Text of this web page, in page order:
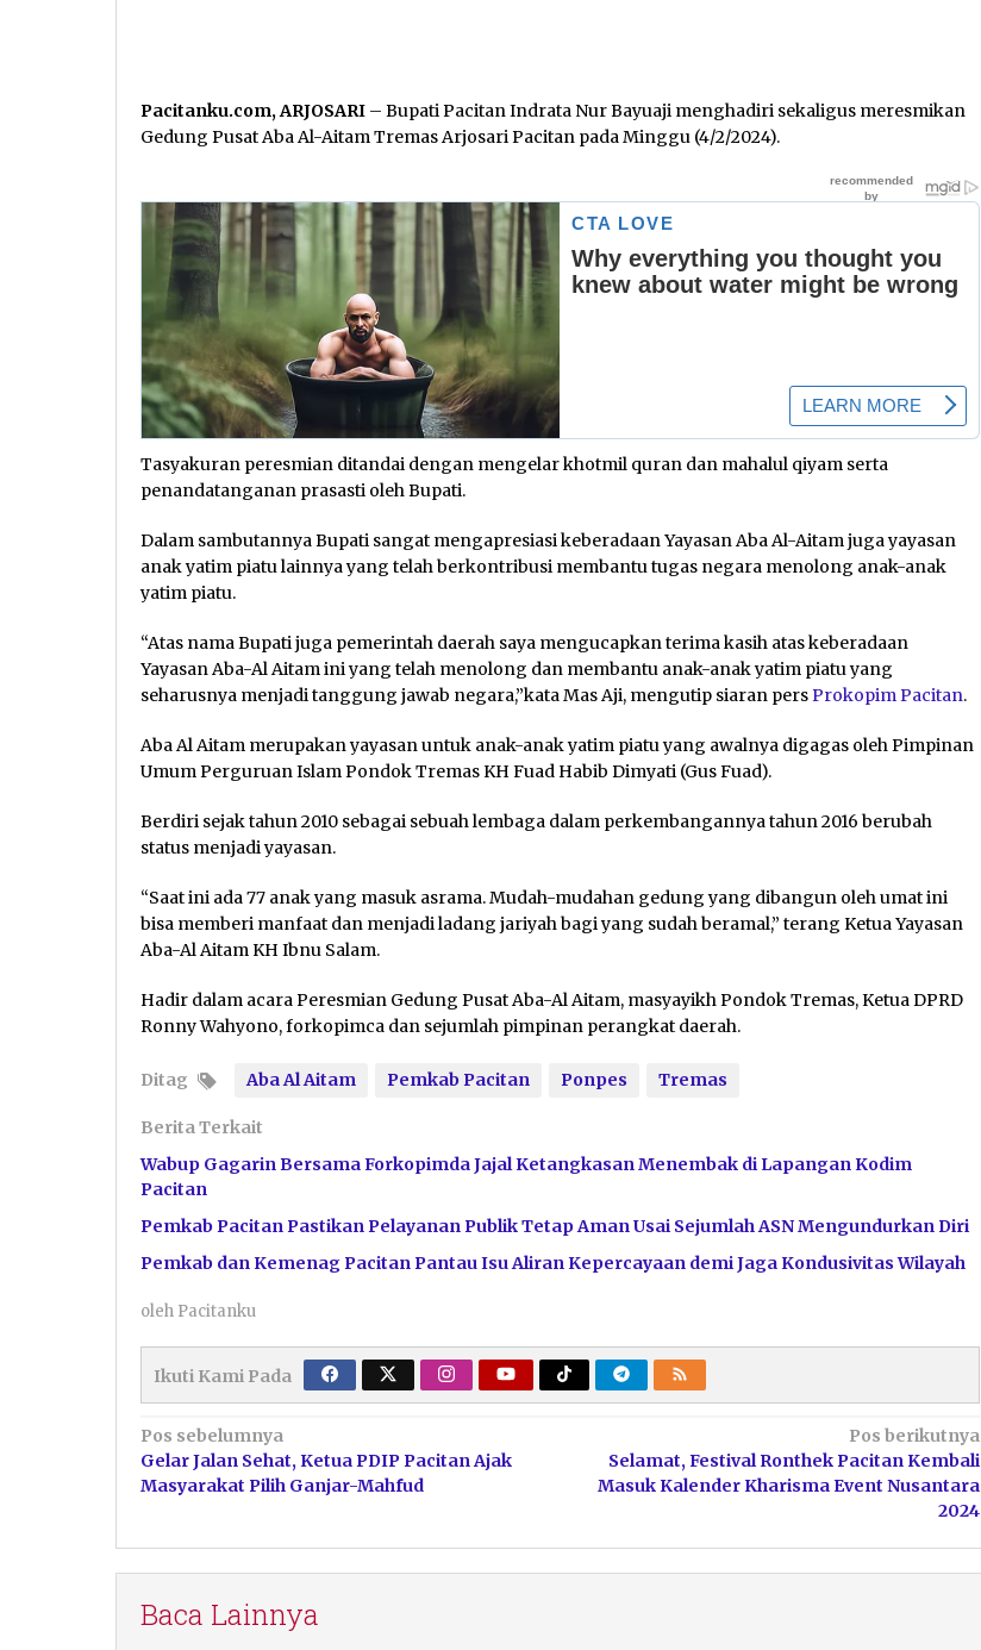
Pacitanku.com, ARJOSARI – Bupati Pacitan Indrata Nur Bayuaji menghadiri sekaligus meresmikan
Gedung Pusat Aba Al-Aitam Tremas Arjosari Pacitan pada Minggu (4/2/2024).
Tasyakuran peresmian ditandai dengan mengelar khotmil quran dan mahalul qiyam serta
penandatanganan prasasti oleh Bupati.
Dalam sambutannya Bupati sangat mengapresiasi keberadaan Yayasan Aba Al-Aitam juga yayasan
anak yatim piatu lainnya yang telah berkontribusi membantu tugas negara menolong anak-anak
yatim piatu.
“Atas nama Bupati juga pemerintah daerah saya mengucapkan terima kasih atas keberadaan
Yayasan Aba-Al Aitam ini yang telah menolong dan membantu anak-anak yatim piatu yang
seharusnya menjadi tanggung jawab negara,”kata Mas Aji, mengutip siaran persProkopim Pacitan.
Aba Al Aitam merupakan yayasan untuk anak-anak yatim piatu yang awalnya digagas oleh Pimpinan
Umum Perguruan Islam Pondok Tremas KH Fuad Habib Dimyati (Gus Fuad).
Berdiri sejak tahun 2010 sebagai sebuah lembaga dalam perkembangannya tahun 2016 berubah
status menjadi yayasan.
“Saat ini ada 77 anak yang masuk asrama. Mudah-mudahan gedung yang dibangun oleh umat ini
bisa memberi manfaat dan menjadi ladang jariyah bagi yang sudah beramal,” terang Ketua Yayasan
Aba-Al Aitam KH Ibnu Salam.
Hadir dalam acara Peresmian Gedung Pusat Aba-Al Aitam, masyayikh Pondok Tremas, Ketua DPRD
Ronny Wahyono, forkopimca dan sejumlah pimpinan perangkat daerah.
Ditag Aba Al Aitam Pemkab Pacitan Ponpes Tremas
Berita Terkait
Wabup Gagarin Bersama Forkopimda Jajal Ketangkasan Menembak di Lapangan Kodim
Pacitan
Pemkab Pacitan Pastikan Pelayanan Publik Tetap Aman Usai Sejumlah ASN Mengundurkan Diri
Pemkab dan Kemenag Pacitan Pantau Isu Aliran Kepercayaan demi Jaga Kondusivitas Wilayah
oleh Pacitanku
Ikuti Kami Pada
Navigasi
pos
Pos sebelumnya
Gelar Jalan Sehat, Ketua PDIP Pacitan Ajak
Masyarakat Pilih Ganjar-Mahfud
Pos berikutnya
Selamat, Festival Ronthek Pacitan Kembali
Masuk Kalender Kharisma Event Nusantara
2024
Baca Lainnya